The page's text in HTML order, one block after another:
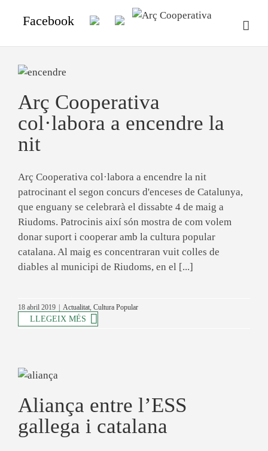
Facebook
Arç Cooperativa
col·labora a encendre la
nit
Arç Cooperativa col·labora a encendre la nit
patrocinant el segon concurs d'enceses de Catalunya,
que enguany se celebrarà el dissabte 4 de maig a
Riudoms. Patrocinis així són mostra de com volem
donar suport i cooperar amb la cultura popular
catalana. Al maig es concentraran vuit colles de
diables al municipi de Riudoms, en el [...]
18 abril 2019 Actualitat, Cultura Popular
LLEGEIX MÉS
Aliança entre l’ESS
gallega i catalana